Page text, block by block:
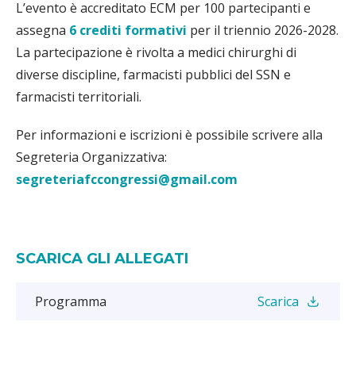
L’evento è accreditato ECM per 100 partecipanti e
assegna 6 crediti formativi per il triennio 2026-2028.
La partecipazione è rivolta a medici chirurghi di
diverse discipline, farmacisti pubblici del SSN e
farmacisti territoriali.
Per informazioni e iscrizioni è possibile scrivere alla
Segreteria Organizzativa:
segreteriafccongressi@gmail.com
SCARICA GLI ALLEGATI
Programma Scarica